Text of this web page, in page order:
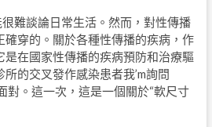
很難談論日常生活。然而，對性傳播
確穿的。關於各種性傳播的疾病，作
是在國家性傳播的疾病預防和治療驅
的交叉發作感染患者我’m詢問
對。這一次，這是一個關於“軟尺寸